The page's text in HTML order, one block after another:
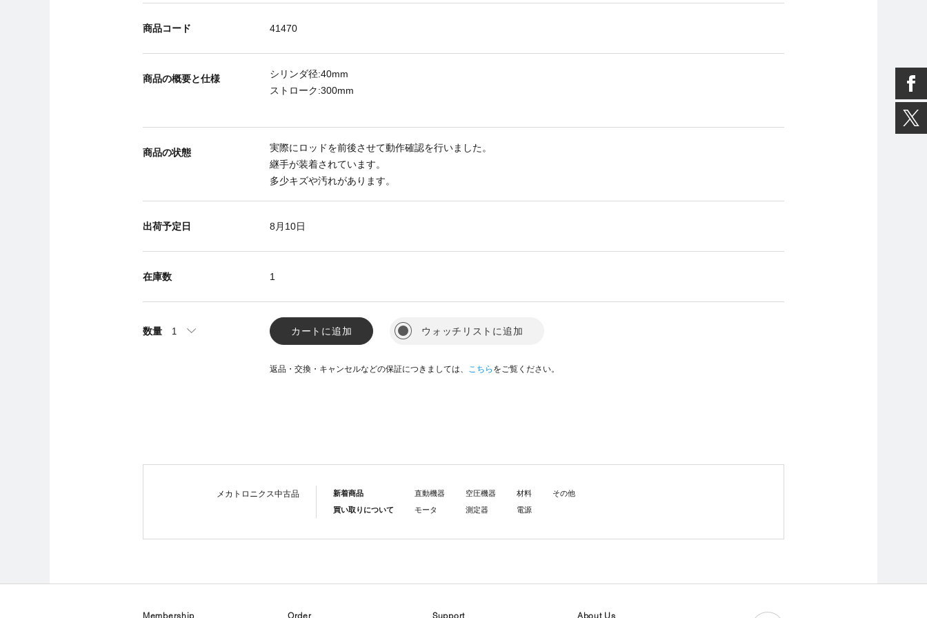
商品コード 41470
商品の概要と仕様
シリンダ径:40mm
ストローク:300mm
商品の状態
実際にロッドを前後させて動作確認を行いました。
継手が装着されています。
多少キズや汚れがあります。
出荷予定日 8月10日
在庫数 1
数量 カートに追加 ウォッチリストに追加
返品・交換・キャンセルなどの保証につきましては、 こちら をご覧ください。
メカトロニクス中古品
新着商品
買い取りについて
直動機器
モータ
空圧機器
測定器
材料
電源
その他
Membership Order Support About Us